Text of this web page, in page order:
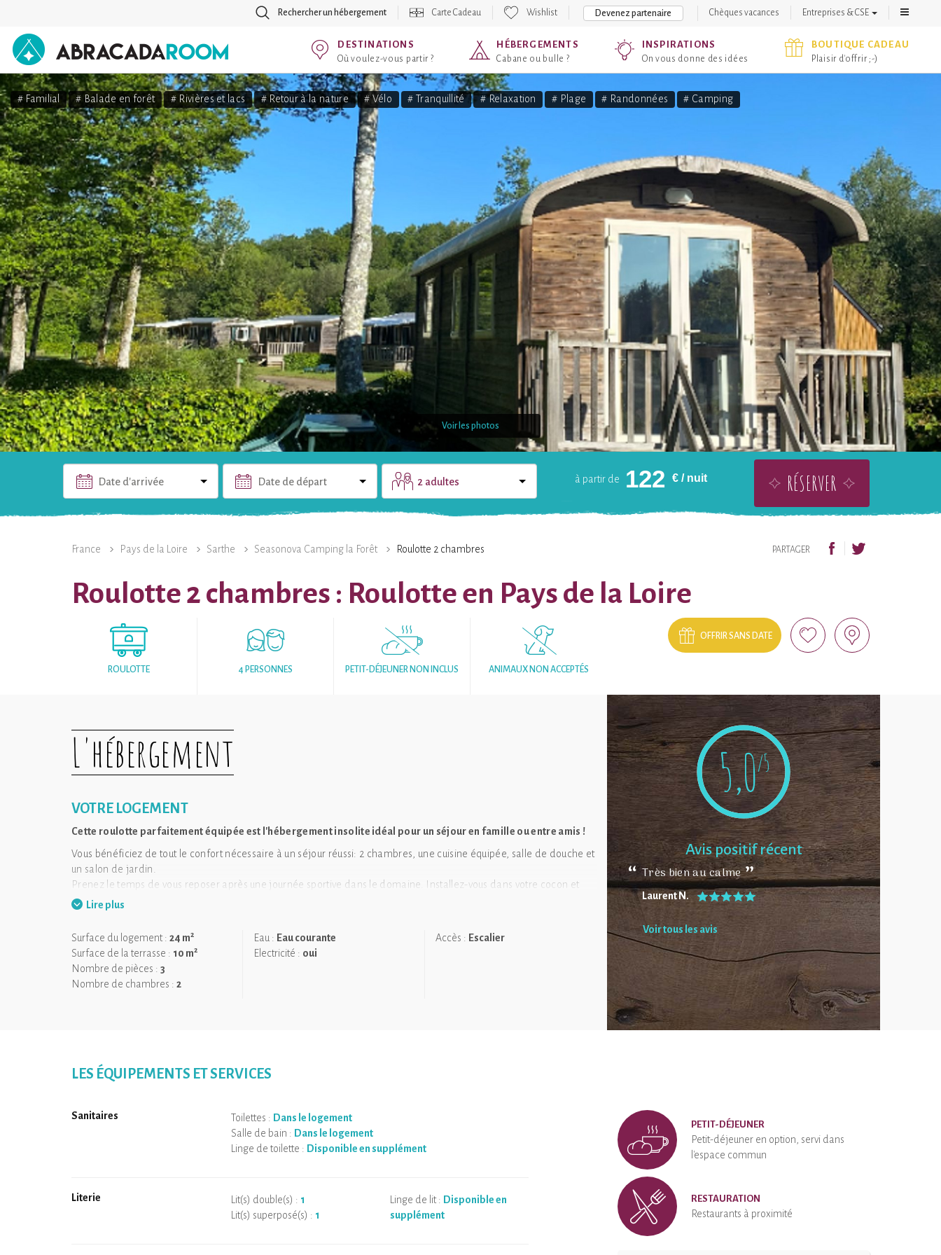
Rechercher un hébergement Carte Cadeau Wishlist Devenez partenaire Chèques vacances Entreprises & CSE
AbracadaRoom DESTINATIONS
Où voulez-vous partir ?
HÉBERGEMENTS
Cabane ou bulle ?
INSPIRATIONS
On vous donne des idées
BOUTIQUE CADEAU
Plaisir d'offrir ;-)
# Familial # Balade en forêt # Rivières et lacs # Retour à la nature # Vélo # Tranquillité # Relaxation # Plage # Randonnées # Camping
Voir les photos
à partir de 122 €/ nuit
Date d'arrivée Date de départ 2 adultes RÉSERVER
France Pays de la Loire Sarthe Seasonova Camping la Forêt Roulotte 2 chambres PARTAGER
Roulotte 2 chambres : Roulotte en Pays de la Loire
ROULOTTE 4 PERSONNES PETIT-DÉJEUNER NON INCLUS ANIMAUX NON ACCEPTÉS
OFFRIR SANS DATE
L'hébergement
VOTRE LOGEMENT
Cette roulotte parfaitement équipée est l'hébergement insolite idéal pour un séjour en famille ou entre amis !
Vous bénéficiez de tout le confort nécessaire à un séjour réussi: 2 chambres, une cuisine équipée, salle de douche et
un salon de jardin.
Prenez le temps de vous reposer après une journée sportive dans le domaine. Installez-vous dans votre cocon et
partagez des moments chaleureux en famille.
pétanque ou tout simplement lecture d'un bon bouquin emprunté à la bibliothèque du domaine, vous aurez
l'embarras du choix !
Lire plus
Surface du logement : 24 m2
Surface de la terrasse : 10 m2
Nombre de pièces : 3
Nombre de chambres : 2
Eau : Eau courante
Electricité : oui
Accès : Escalier
5,0/5
Avis positif récent
Très bien au calme
Laurent N.
Voir tous les avis
LES ÉQUIPEMENTS ET SERVICES
Sanitaires Toilettes : Dans le logement
Salle de bain : Dans le logement
Linge de toilette : Disponible en supplément
Literie Lit(s) double(s) : 1
Lit(s) superposé(s) : 1
Linge de lit : Disponible en
supplément
PETIT-DÉJEUNER
Petit-déjeuner en option, servi dans
l'espace commun
RESTAURATION
Restaurants à proximité